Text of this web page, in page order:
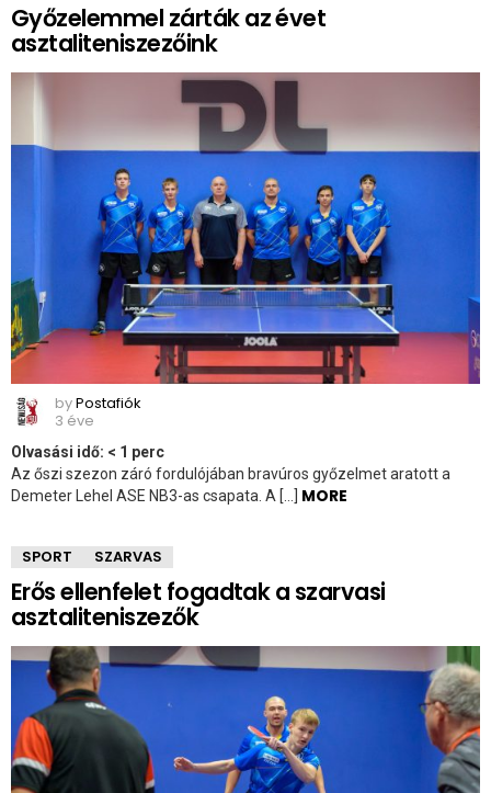
Győzelemmel zárták az évet
asztaliteniszezőink
byPostafiók
3 éve
Olvasási idő: < 1 perc
Az őszi szezon záró fordulójában bravúros győzelmet aratott a
Demeter Lehel ASE NB3-as csapata. A […] MORE
SPORT SZARVAS
Erős ellenfelet fogadtak a szarvasi
asztaliteniszezők